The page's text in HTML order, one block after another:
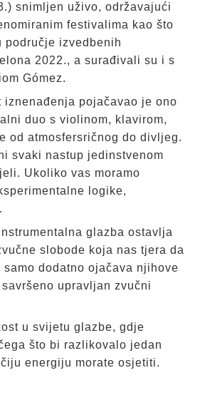
snimljen uživo, održavajući
festivalima kao što
područje izvedbenih
2022., a surađivali su i s
Gómez.
pojačavao je ono
duo s violinom, klavirom,
od atmosfersričnog do divljeg.
svaki nastup jedinstvenom
Ukoliko vas moramo
logike,
glazba ostavlja
slobode koja nas tjera da
dodatno ojačava njihove
upravljan zvučni
u svijetu glazbe, gdje
što bi razlikovalo jedan
energiju morate osjetiti.